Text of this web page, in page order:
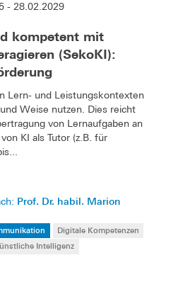
- 28.02.2029
kompetent mit
(SekoKI):
Lern- und Leistungskontexten
Weise nutzen. Dies reicht
von Lernaufgaben an
KI als Tutor (z.B. für
Prof. Dr. habil. Marion
Digitale Kompetenzen
Intelligenz